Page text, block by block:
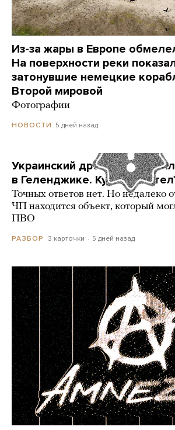
Из-за жары в Европе
На поверхности реки
затонувшие немецкие
Второй мировой
Фотографии
НОВОСТИ 5 дней назад
Украинский дрон попал по
в Геленджике. Куда он
Точных ответов нет. Но недалеко
ЧП находится объект, который
ПВО
РАЗБОР 3 карточки 5 дней назад